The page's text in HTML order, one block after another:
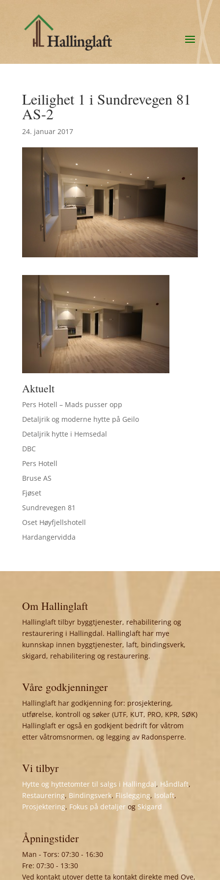
Leilighet 1 i Sundrevegen 81
AS-2
24. januar 2017
Aktuelt
Pers Hotell – Mads pusser opp
Detaljrik og moderne hytte på Geilo
Detaljrik hytte i Hemsedal
DBC
Pers Hotell
Bruse AS
Fjøset
Sundrevegen 81
Oset Høyfjellshotell
Hardangervidda
Om Hallinglaft
Hallinglaft tilbyr byggtjenester, rehabilitering og
restaurering i Hallingdal. Hallinglaft har mye
kunnskap innen byggtjenester, laft, bindingsverk,
skigard, rehabilitering og restaurering.
Våre godkjenninger
Hallinglaft har godkjenning for: prosjektering,
utførelse, kontroll og søker (UTF, KUT, PRO, KPR, SØK)
Hallinglaft er også en godkjent bedrift for våtrom
etter våtromsnormen, og legging av Radonsperre.
Vi tilbyr
Hytte og hyttetomter til salgs i Hallingdal, Håndlaft,
Restaurering, Bindingsverk, Flislegging, Isolaft,
Prosjektering, Fokus på detaljerog Skigard
Åpningstider
Man - Tors: 07:30 - 16:30
Fre: 07:30 - 13:30
Ved kontakt utover dette ta kontakt direkte med Ove,